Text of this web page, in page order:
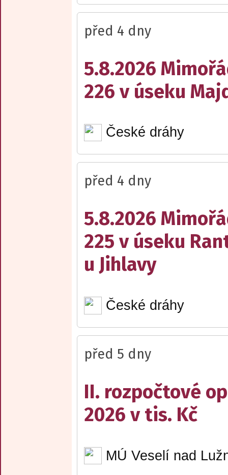
před 4 dny
5.8.2026
226 v úseku
České dráhy
před 4 dny
5.8.2026
225 v úseku
u Jihlavy
České dráhy
před 5 dny
II. rozpočtové
2026 v tis. Kč
MÚ Veselí nad